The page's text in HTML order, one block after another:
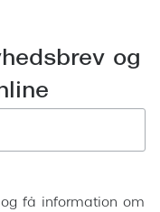
og
og få information om